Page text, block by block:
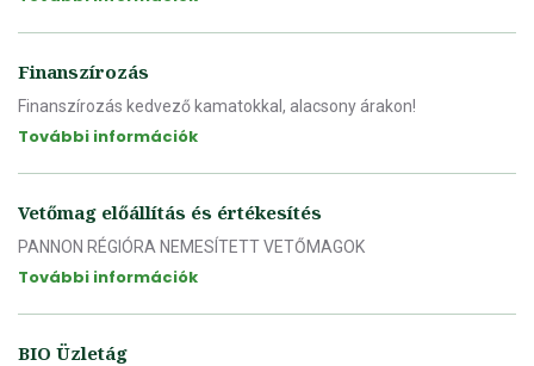
Finanszírozás
Finanszírozás kedvező kamatokkal, alacsony árakon!
További információk
Vetőmag előállítás és értékesítés
PANNON RÉGIÓRA NEMESÍTETT VETŐMAGOK
További információk
BIO Üzletág